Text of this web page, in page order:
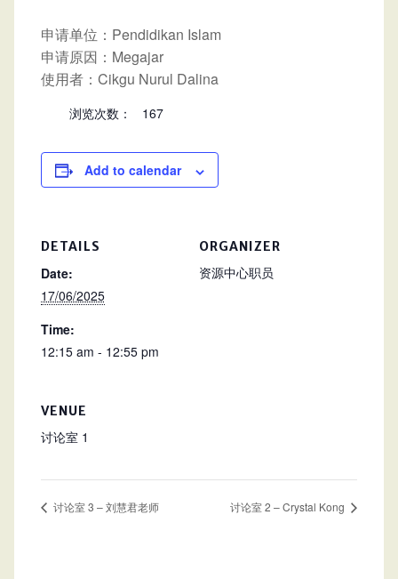
申请单位：Pendidikan Islam
申请原因：Megajar
使用者：Cikgu Nurul Dalina
浏览次数： 167
Add to calendar
DETAILS
Date:
17/06/2025
Time:
12:15 am - 12:55 pm
ORGANIZER
资源中心职员
VENUE
讨论室 1
讨论室 3 – 刘慧君老师 讨论室 2 – Crystal Kong